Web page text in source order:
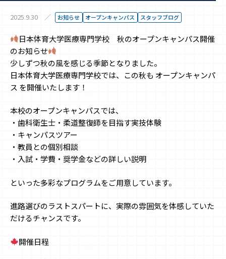
2025.9.30 お知らせ オープンキャンパス スタッフブログ
日本体育大学医療専門学校 秋のオープンキャンパス開催
のお知らせ
少しずつ秋の風を感じる季節となりました。
日本体育大学医療専門学校では、この秋も オープンキャンパ
ス を開催いたします！
本校のオープンキャンパスでは、
・歯科衛生士・柔道整復師を目指す実技体験
・キャンパスツアー
・教員との個別相談
・入試・学費・奨学金などの詳しい説明
といった多彩なプログラムをご用意しています。
進路選びのラストスパートに、実際の雰囲気を体感していた
だけるチャンスです。
開催日程